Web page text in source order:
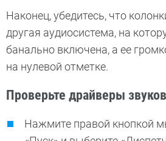
Наконец, убедитесь, что
другая аудиосистема, на
банально включена, а ее
на нулевой отметке.
Проверьте драйверы
Нажмите правой кнопкой